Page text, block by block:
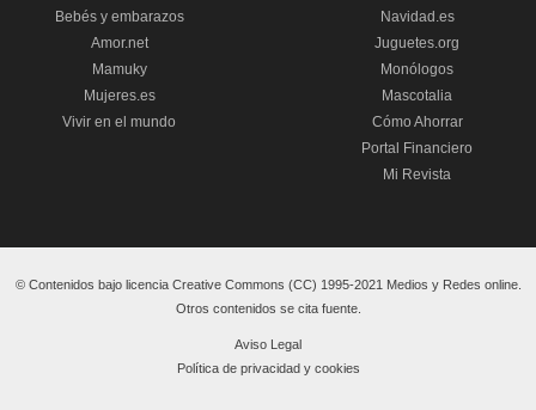
Bebés y embarazos
Amor.net
Mamuky
Mujeres.es
Vivir en el mundo
Navidad.es
Juguetes.org
Monólogos
Mascotalia
Cómo Ahorrar
Portal Financiero
Mi Revista
© Contenidos bajo licencia Creative Commons (CC) 1995-2021 Medios y Redes online.
Otros contenidos se cita fuente.
Aviso Legal
Política de privacidad y cookies